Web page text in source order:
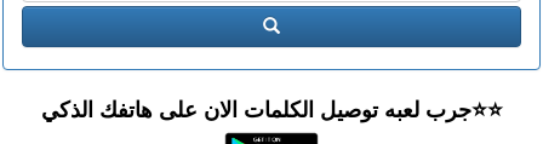
البحث
ابحث
⭐️⭐جرب لعبه توصيل الكلمات الان على هاتفك الذكي